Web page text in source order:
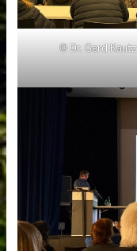
© Dr. Gerd Kautz